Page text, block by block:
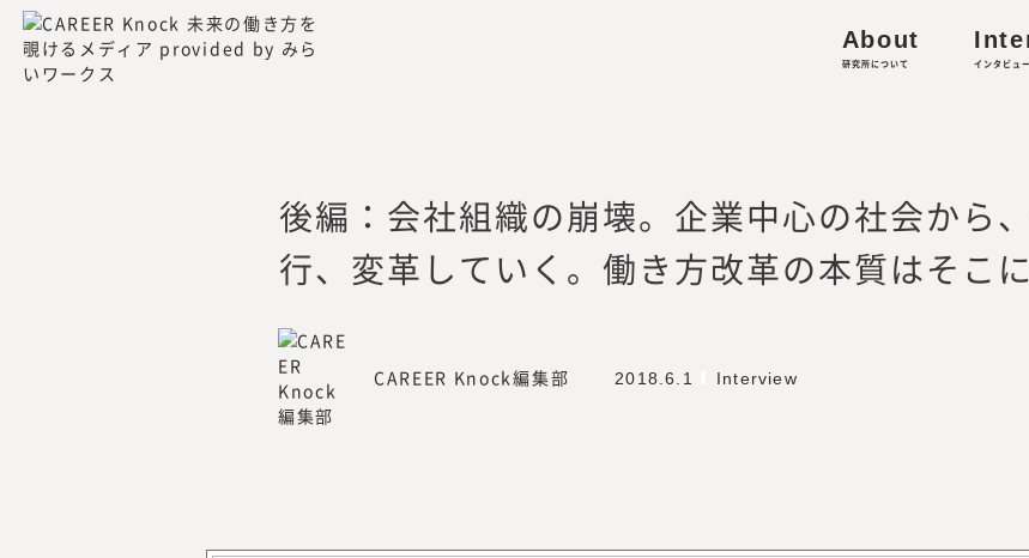
About
研究所について インタビュー
所在地：
活動内容： プロフェッショナル人材の働き方・キャリア形成に関する研究
連絡先：
mirai_inst@mirai-works.co.jp
後編：会社組織の崩壊。企業中心の社会から
行、変革していく。働き方改革の本質はそこに
CAREER Knock編集部 2018.6.1 Interview